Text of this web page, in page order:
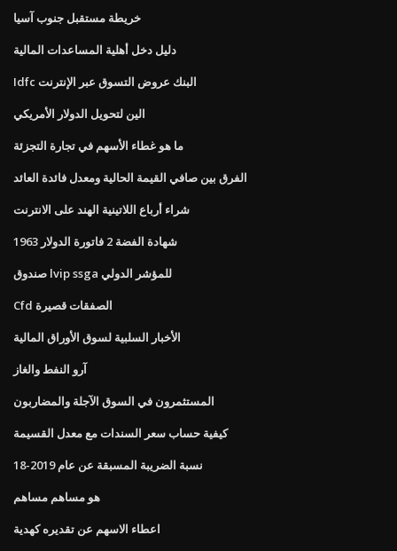
خريطة مستقبل جنوب آسيا
دليل دخل أهلية المساعدات المالية
Idfc البنك عروض التسوق عبر الإنترنت
الين لتحويل الدولار الأمريكي
ما هو غطاء الأسهم في تجارة التجزئة
الفرق بين صافي القيمة الحالية ومعدل فائدة العائد
شراء أرباع اللاتينية الهند على الانترنت
1963 شهادة الفضة 2 فاتورة الدولار
صندوق lvip ssga للمؤشر الدولي
Cfd الصفقات قصيرة
الأخبار السلبية لسوق الأوراق المالية
آرو النفط والغاز
المستثمرون في السوق الآجلة والمضاربون
كيفية حساب سعر السندات مع معدل القسيمة
نسبة الضريبة المسبقة عن عام 2019-18
هو مساهم مساهم
اعطاء الاسهم عن تقديره كهدية